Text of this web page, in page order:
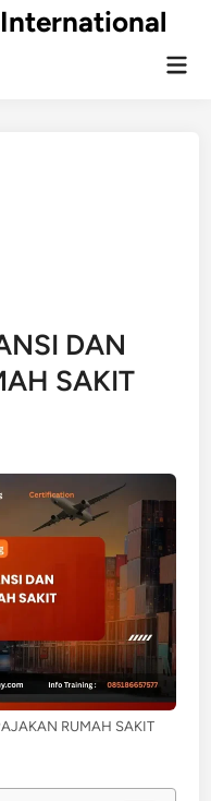
DAN
SAKIT
RUMAH SAKIT